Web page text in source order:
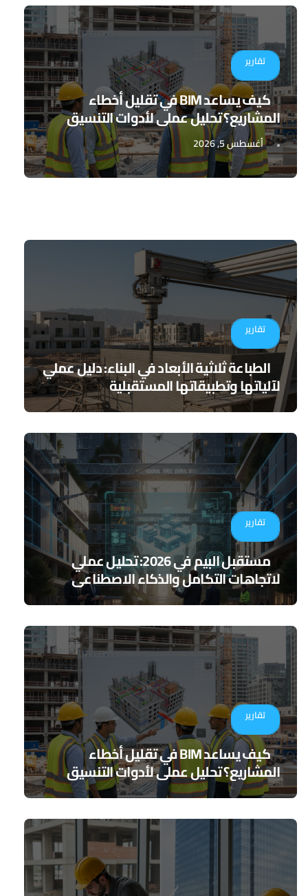
تقارير
كيف يساعد BIM في تقليل أخطاء
المشاريع؟ تحليل عملي لأدوات التنسيق
الرقمي
أغسطس 5, 2026
تقارير
الطباعة ثلاثية الأبعاد في البناء: دليل عملي
لآلياتها وتطبيقاتها المستقبلية
تقارير
مستقبل البيم في 2026: تحليل عملي
لاتجاهات التكامل والذكاء الاصطناعي
تقارير
كيف يساعد BIM في تقليل أخطاء
المشاريع؟ تحليل عملي لأدوات التنسيق
الرقمي